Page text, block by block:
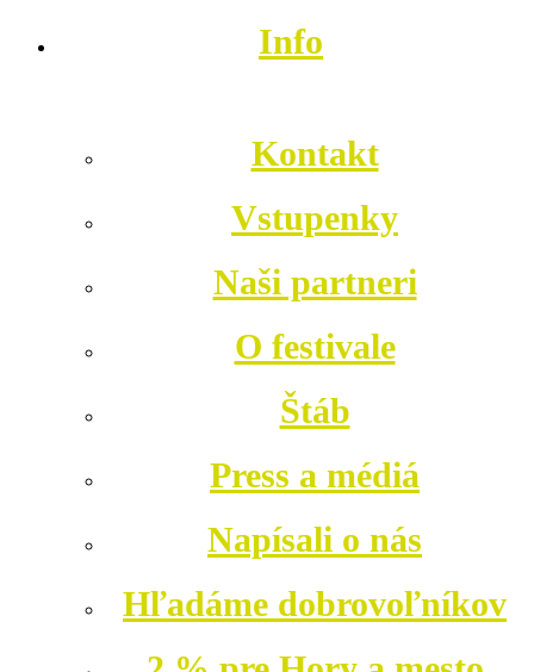
Info
Kontakt
Vstupenky
Naši partneri
O festivale
Štáb
Press a médiá
Napísali o nás
Hľadáme dobrovoľníkov